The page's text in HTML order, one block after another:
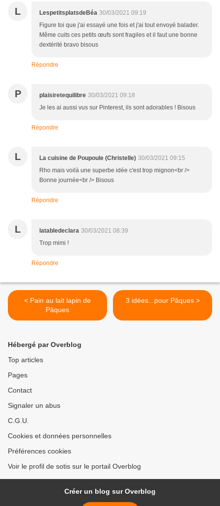
L LespetitsplatsdeBéa 30/03/2021 09:19
Figure toi que j'ai essayé une fois et j'ai tout envoyé balader.
Même cuits ces petits œufs sont fragiles et il faut une bonne
dextérité bravo bisous
Répondre
P plaisiretequilibre 30/03/2021 09:18
Je les ai aussi vus sur Pinterest, ils sont adorables ! Bisous
Répondre
L La cuisine de Poupoule (Christelle) 30/03/2021 09:15
Rho mais voilà une superbe idée c'est trop mignon<br />
Bonne journée<br /> Bisous
Répondre
L latabledeclara 30/03/2021 08:39
Trop mimi !
Répondre
< Pain au lait lapin de
Pâques
3 idées...pour Pâques >
Hébergé par Overblog
Top articles
Pages
Contact
Signaler un abus
C.G.U.
Cookies et données personnelles
Préférences cookies
Voir le profil de sotis sur le portail Overblog
Créer un blog sur Overblog